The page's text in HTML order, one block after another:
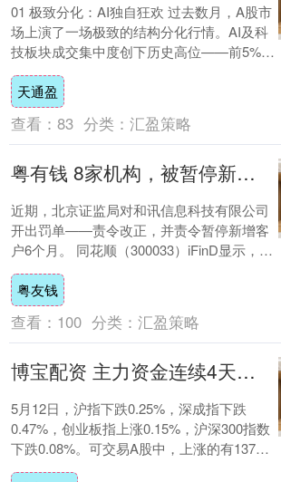
01 极致分化：AI独自狂欢 过去数月，A股市
场上演了一场极致的结构分化行情。AI及科
技板块成交集中度创下历史高位——前5%个
股成交额占比一度突破49%，逼近5....
天通盈
查看： 83 分类： 汇盈策略
粤有钱 8家机构，被暂停新增客户！
近期，北京证监局对和讯信息科技有限公司
开出罚单——责令改正，并责令暂停新增客
户6个月。 同花顺（300033）iFinD显示，今
年以来截至5月末，已有15家投顾....
粤友钱
查看： 100 分类： 汇盈策略
博宝配资 主力资金连续4天净流出
5月12日，沪指下跌0.25%，深成指下跌
0.47%，创业板指上涨0.15%，沪深300指数
下跌0.08%。可交易A股中，上涨的有1379
只，占比25.12%，....